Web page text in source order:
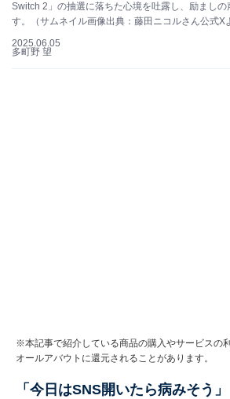
Switch 2」の抽選に落ちた心境を吐露し、励ましの
す。（サムネイル画像出典：藤田ニコルさん公式X
2025.06.05
多町野 望
※本記事で紹介している商品の購入やサービスの
オールアバウトに還元されることがあります。
「今日はSNS開いたら病みそう」